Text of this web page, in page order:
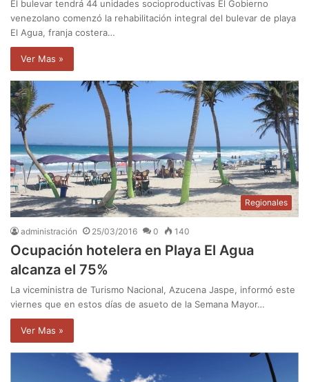
El bulevar tendrá 44 unidades socioproductivas El Gobierno
venezolano comenzó la rehabilitación integral del bulevar de playa
El Agua, franja costera…
Ver Mas »
Regionales
administración 25/03/2016 0 140
Ocupación hotelera en Playa El Agua
alcanza el 75%
La viceministra de Turismo Nacional, Azucena Jaspe, informó este
viernes que en estos días de asueto de la Semana Mayor…
Ver Mas »